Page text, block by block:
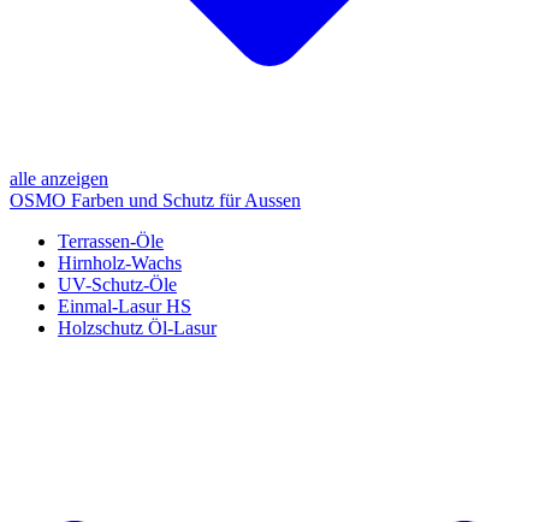
alle anzeigen
OSMO Farben und Schutz für Aussen
Terrassen-Öle
Hirnholz-Wachs
UV-Schutz-Öle
Einmal-Lasur HS
Holzschutz Öl-Lasur